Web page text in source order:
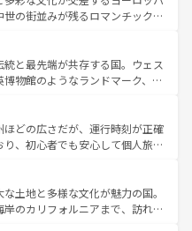
ほしい。
ンスは美食の国としても知ら
であるランス、プロヴァンスの
、多彩な楽しみ方が可能だ。さ
魅力が溢れており、どの街角に
ぞれで全く異なる文化を体験で
お、新着のフランス情報はコンテンツ一覧
の街並みが残るロマンチック街
歩いても飽きることがない。ベ
エルン州のアルプスの絶景、そ
畑といった風景は必見。ビール
てほしい。 なお、新着の
一覧を参照してほしい。
と最先端が共存する国。ウェス
物館のようなランドマーク、歴
る。また、優雅なアフタヌーン
たまらない英国パブ、サッカー観
きる体験も豊富。イギリスを旅
。
ほどの広さだが、運行時刻が正確
、初心者でも安心して個人旅行
、スイスならではのユニークな
光だけでなく町歩きも満喫する
が高いため物価も高いが、旅行
土地と多様な文化が魅力の国。
のカリフォルニアまで、訪れる